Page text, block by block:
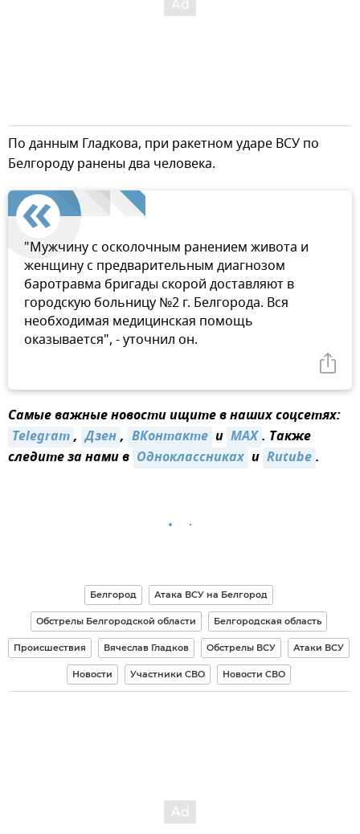
По данным Гладкова, при ракетном ударе ВСУ по
Белгороду ранены два человека.
"Мужчину с осколочным ранением живота и
женщину с предварительным диагнозом
баротравма бригады скорой доставляют в
городскую больницу №2 г. Белгорода. Вся
необходимая медицинская помощь
оказывается", - уточнил он.
Самые важные новости ищите в наших соцсетях:
Telegram, Дзен, ВКонтакте и MAX. Также
следите за нами в Одноклассниках и Rutube.
Белгород Атака ВСУ на Белгород
Обстрелы Белгородской области Белгородская область
Происшествия Вячеслав Гладков Обстрелы ВСУ Атаки ВСУ
Новости Участники СВО Новости СВО